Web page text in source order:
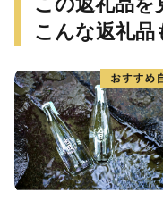
こんな返礼品